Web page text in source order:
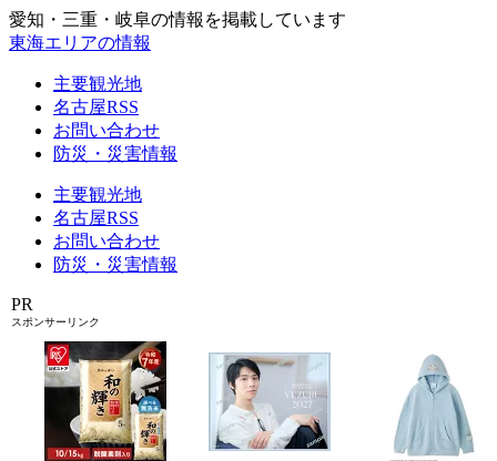
愛知・三重・岐阜の情報を掲載しています
東海エリアの情報
主要観光地
名古屋RSS
お問い合わせ
防災・災害情報
主要観光地
名古屋RSS
お問い合わせ
防災・災害情報
PR
スポンサーリンク